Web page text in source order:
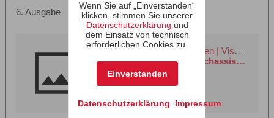
6. Ausgabe
Die Seite wurde nicht gefunden | Visaton
https://www.visaton.de/de/chassis_zubehoer/sonstige/handbuch.html
Wenn Sie auf „Einverstanden“
klicken, stimmen Sie unserer
Datenschutzerklärung und
dem Einsatz von technisch
erforderlichen Cookies zu.
Datenschutzerklärung Impressum
Einverstanden